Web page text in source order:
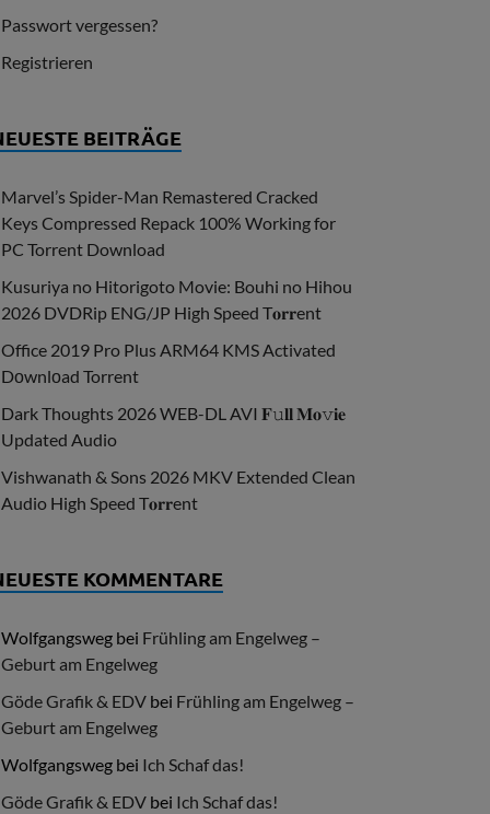
Passwort vergessen?
Registrieren
BEITRÄGE
Marvel’s Spider-Man Remastered Cracked
Keys Compressed Repack 100% Working for
PC Torrent Download
Kusuriya no Hitorigoto Movie: Bouhi no Hihou
2026 DVDRip ENG/JP High Speed T𝐨𝐫𝐫ent
Office 2019 Pro Plus ARM64 KMS Activated
Dоwnlоad Torrent
Dark Thoughts 2026 WEB-DL AVI 𝐅𝚞𝐥𝐥 𝐌𝐨𝚟𝐢𝐞
Updated Audio
Vishwanath & Sons 2026 MKV Extended Clean
Audio High Speed T𝐨𝐫𝐫ent
KOMMENTARE
Wolfgangsweg bei Frühling am Engelweg –
Geburt am Engelweg
Göde Grafik & EDV bei Frühling am Engelweg –
Geburt am Engelweg
Wolfgangsweg bei Ich Schaf das!
Göde Grafik & EDV bei Ich Schaf das!